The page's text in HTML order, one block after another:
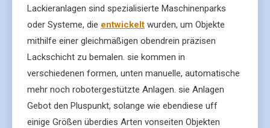
Lackieranlagen sind spezialisierte Maschinenparks
oder Systeme, die entwickelt wurden, um Objekte
mithilfe einer gleichmäßigen obendrein präzisen
Lackschicht zu bemalen. sie kommen in
verschiedenen formen, unten manuelle, automatische
mehr noch robotergestützte Anlagen. sie Anlagen
Gebot den Pluspunkt, solange wie ebendiese uff
einige Größen überdies Arten vonseiten Objekten